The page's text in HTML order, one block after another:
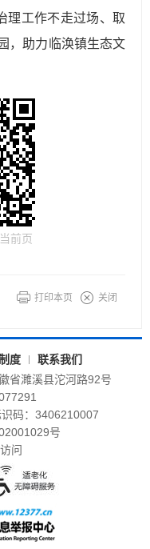
理工作不走过场、取
，助力临涣镇生态文
前页
打印本页 关闭
度
联系我们
省濉溪县沱河路92号
码：3406210007
号
问